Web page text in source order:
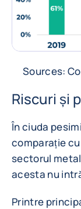
Sources:
Riscuri și
În ciuda
comparație
sectorul
acesta nu
Printre